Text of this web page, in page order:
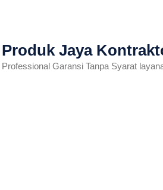
Produk Jaya
Professional Garansi Tanpa Syarat